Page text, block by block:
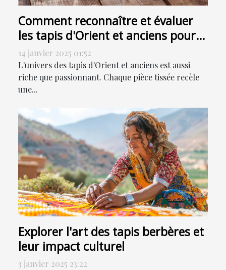
Comment reconnaître et évaluer
les tapis d'Orient et anciens pour
la vente
14 janvier 2025 01:52
L'univers des tapis d'Orient et anciens est aussi
riche que passionnant. Chaque pièce tissée recèle
une...
Explorer l'art des tapis berbères et
leur impact culturel
3 janvier 2025 23:22